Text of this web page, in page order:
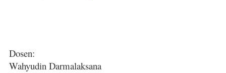
Dosen:
Wahyudin Darmalaksana